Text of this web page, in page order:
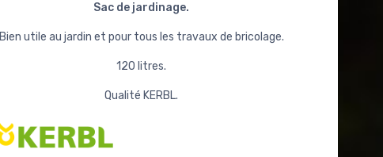
Sac de jardinage.
Bien utile au jardin et pour tous les travaux de bricolage.
120 litres.
Qualité KERBL.